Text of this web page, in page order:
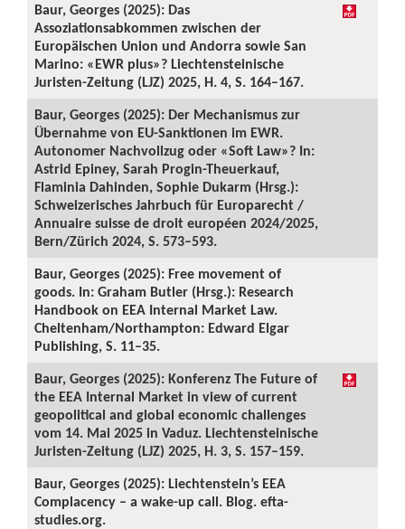
Baur, Georges (2025): Das
Assoziationsabkommen zwischen der
Europäischen Union und Andorra sowie San
Marino: «EWR plus»? Liechtensteinische
Juristen-Zeitung (LJZ) 2025, H. 4, S. 164–167.
Baur, Georges (2025): Der Mechanismus zur
Übernahme von EU-Sanktionen im EWR.
Autonomer Nachvollzug oder «Soft Law»? In:
Astrid Epiney, Sarah Progin-Theuerkauf,
Flaminia Dahinden, Sophie Dukarm (Hrsg.):
Schweizerisches Jahrbuch für Europarecht /
Annuaire suisse de droit européen 2024/2025,
Bern/Zürich 2024, S. 573–593.
Baur, Georges (2025): Free movement of
goods. In: Graham Butler (Hrsg.): Research
Handbook on EEA Internal Market Law.
Cheltenham/Northampton: Edward Elgar
Publishing, S. 11–35.
Baur, Georges (2025): Konferenz The Future of
the EEA Internal Market in view of current
geopolitical and global economic challenges
vom 14. Mai 2025 in Vaduz. Liechtensteinische
Juristen-Zeitung (LJZ) 2025, H. 3, S. 157–159.
Baur, Georges (2025): Liechtenstein’s EEA
Complacency – a wake-up call. Blog. efta-
studies.org.